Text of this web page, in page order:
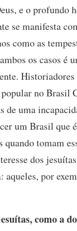
e o profundo
se manifesta
como as
os casos é
no Brasil
de uma
um Brasil
tomam
dos
por
como a